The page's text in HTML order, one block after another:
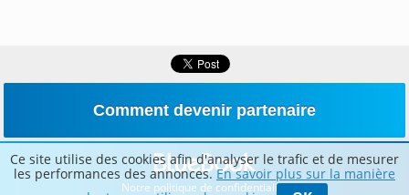
Comment devenir partenaire
Notre politique de confidentialité
Ce site utilise des cookies afin d'analyser le trafic et de mesurer
les performances des annonces.En savoir plus sur la manière